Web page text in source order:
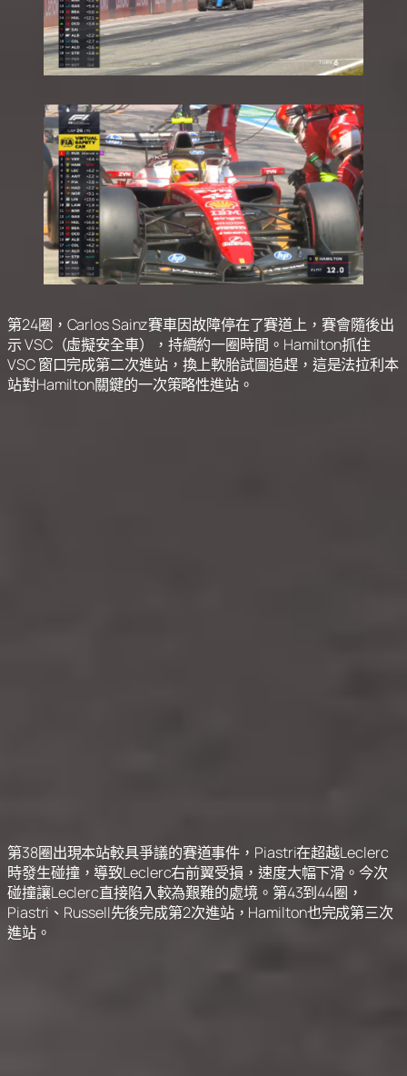
第24圈，Carlos Sainz賽車因故障停在了賽道上，賽會隨後出
示 VSC（虛擬安全車），持續約一圈時間。Hamilton抓住
VSC 窗口完成第二次進站，換上軟胎試圖追趕，這是法拉利本
站對Hamilton關鍵的一次策略性進站。
第38圈出現本站較具爭議的賽道事件，Piastri在超越Leclerc
時發生碰撞，導致Leclerc右前翼受損，速度大幅下滑。今次
碰撞讓Leclerc直接陷入較為艱難的處境。第43到44圈，
Piastri、Russell先後完成第2次進站，Hamilton也完成第三次
進站。